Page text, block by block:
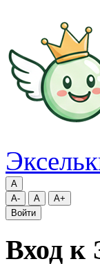
A
A-
A
A+
Войти
Вход к